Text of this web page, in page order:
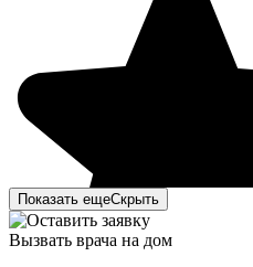
Показать ещеСкрыть
Вызвать врача на дом